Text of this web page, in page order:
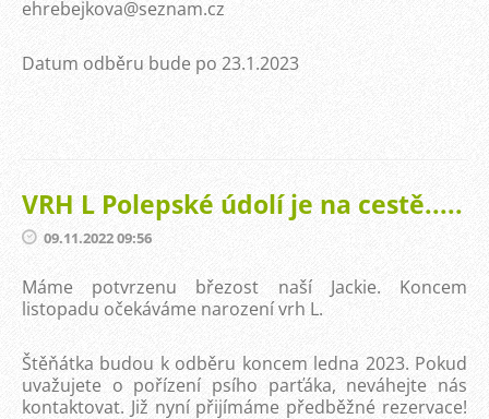
ehrebejkova@seznam.cz
Datum odběru bude po 23.1.2023
VRH L Polepské údolí je na cestě.....
09.11.2022 09:56
Máme potvrzenu březost naší Jackie. Koncem
listopadu očekáváme narození vrh L.
Štěňátka budou k odběru koncem ledna 2023. Pokud
uvažujete o pořízení psího parťáka, neváhejte nás
kontaktovat. Již nyní přijímáme předběžné rezervace!